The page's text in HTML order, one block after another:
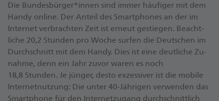
Die Bundes­bürger*innen sind immer häufiger mit dem
Handy online. Der Anteil des Smart­phones an der im
Internet verbrachten Zeit ist erneut gestiegen. Beacht­
liche 20,2 Stunden pro Woche surfen die Deutschen im
Durch­schnitt mit dem Handy. Dies ist eine deut­liche Zu­
nahme, denn ein Jahr zuvor waren es noch
18,8 Stunden. Je jünger, desto ex­zessiver ist die mobile
Internet­nutzung: Die unter 40-Jährigen verwenden das
Smart­phone für den Inter­net­zu­gang durch­schnittlich